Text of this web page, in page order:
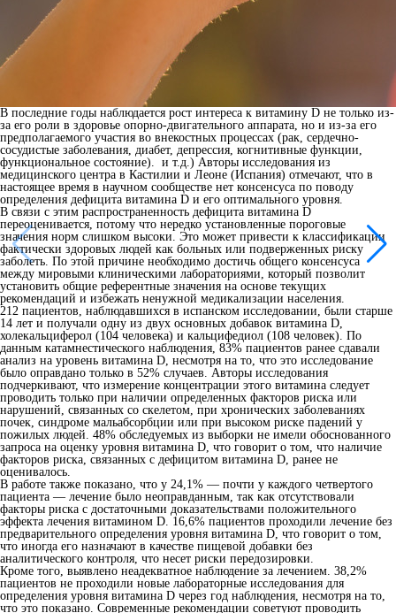
В последние годы наблюдается рост интереса к витамину D не только из-
за его роли в здоровье опорно-двигательного аппарата, но и из-за его
предполагаемого участия во внекостных процессах (рак, сердечно-
сосудистые заболевания, диабет, депрессия, когнитивные функции,
функциональное состояние). и т.д.) Авторы исследования из
медицинского центра в Кастилии и Леоне (Испания) отмечают, что в
настоящее время в научном сообществе нет консенсуса по поводу
определения дефицита витамина D и его оптимального уровня.
В связи с этим распространенность дефицита витамина D
переоценивается, потому что нередко установленные пороговые
значения норм слишком высоки. Это может привести к классификации
фактически здоровых людей как больных или подверженных риску
заболеть. По этой причине необходимо достичь общего консенсуса
между мировыми клиническими лабораториями, который позволит
установить общие референтные значения на основе текущих
рекомендаций и избежать ненужной медикализации населения.
212 пациентов, наблюдавшихся в испанском исследовании, были старше
14 лет и получали одну из двух основных добавок витамина D,
холекальциферол (104 человека) и кальцифедиол (108 человек). По
данным катамнестического наблюдения, 83% пациентов ранее сдавали
анализ на уровень витамина D, несмотря на то, что это исследование
было оправдано только в 52% случаев. Авторы исследования
подчеркивают, что измерение концентрации этого витамина следует
проводить только при наличии определенных факторов риска или
нарушений, связанных со скелетом, при хронических заболеваниях
почек, синдроме мальабсорбции или при высоком риске падений у
пожилых людей. 48% обследуемых из выборки не имели обоснованного
запроса на оценку уровня витамина D, что говорит о том, что наличие
факторов риска, связанных с дефицитом витамина D, ранее не
оценивалось.
В работе также показано, что у 24,1% — почти у каждого четвертого
пациента — лечение было неоправданным, так как отсутствовали
факторы риска с достаточными доказательствами положительного
эффекта лечения витамином D. 16,6% пациентов проходили лечение без
предварительного определения уровня витамина D, что говорит о том,
что иногда его назначают в качестве пищевой добавки без
аналитического контроля, что несет риски передозировки.
Кроме того, выявлено неадекватное наблюдение за лечением. 38,2%
пациентов не проходили новые лабораторные исследования для
определения уровня витамина D через год наблюдения, несмотря на то,
что это показано. Современные рекомендации советуют проводить